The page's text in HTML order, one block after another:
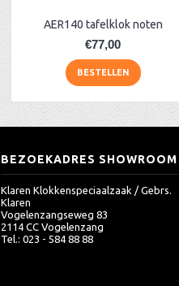
AER140 tafelklok noten
€77,00
BESTELLEN
BEZOEKADRES SHOWROOM
Klaren Klokkenspeciaalzaak / Gebrs.
Klaren
Vogelenzangseweg 83
2114 CC Vogelenzang
Tel.: 023 - 584 88 88